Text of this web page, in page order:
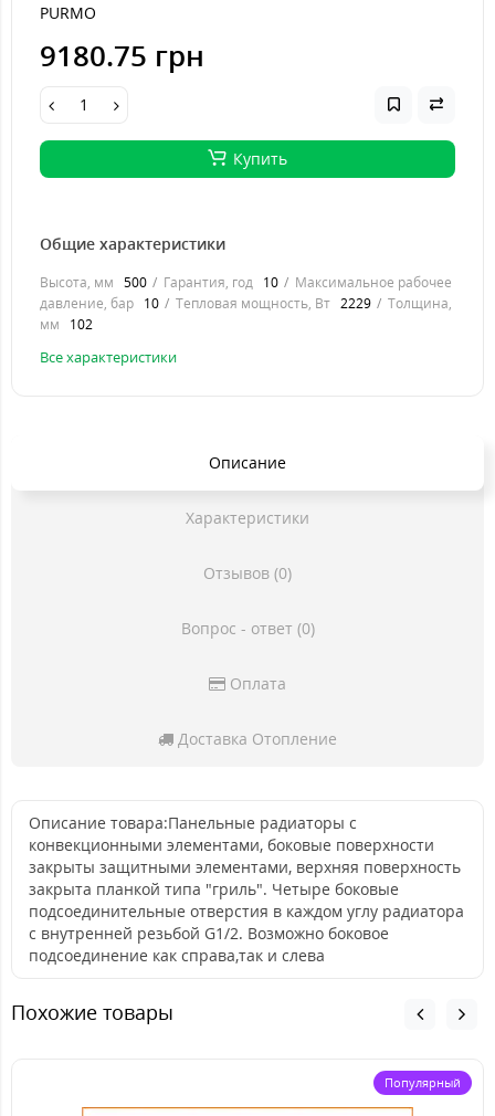
PURMO
9180.75 грн
Купить
Общие характеристики
Высота, мм 500 Гарантия, год 10
Максимальное рабочее
давление, бар 10 Тепловая мощность, Вт 2229
Толщина,
мм
102
Все характеристики
Описание
Характеристики
Отзывов (0)
Вопрос - ответ (0)
Оплата
Доставка Отопление
Описание товара:Панельные радиаторы с
конвекционными элементами, боковые поверхности
закрыты защитными элементами, верхняя поверхность
закрыта планкой типа "гриль". Четыре боковые
подсоединительные отверстия в каждом углу радиатора
с внутренней резьбой G1/2. Возможно боковое
подсоединение как справа,так и слева
Похожие товары
Популярный